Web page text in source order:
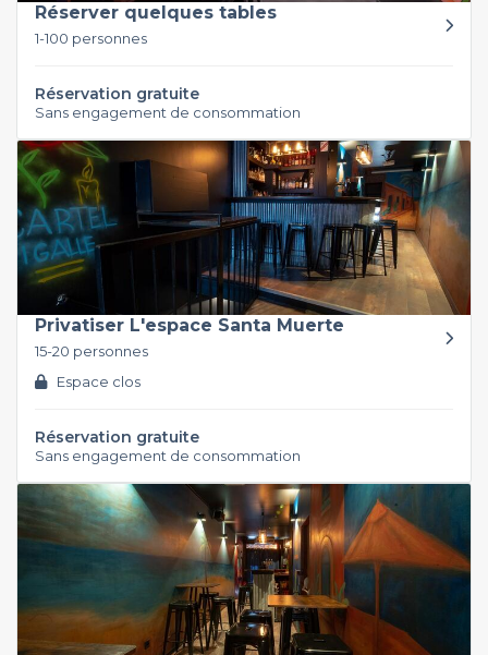
Réserver quelques tables
1-100 personnes
Réservation gratuite
Sans engagement de consommation
Privatiser L'espace Santa Muerte
15-20 personnes
Espace clos
Réservation gratuite
Sans engagement de consommation